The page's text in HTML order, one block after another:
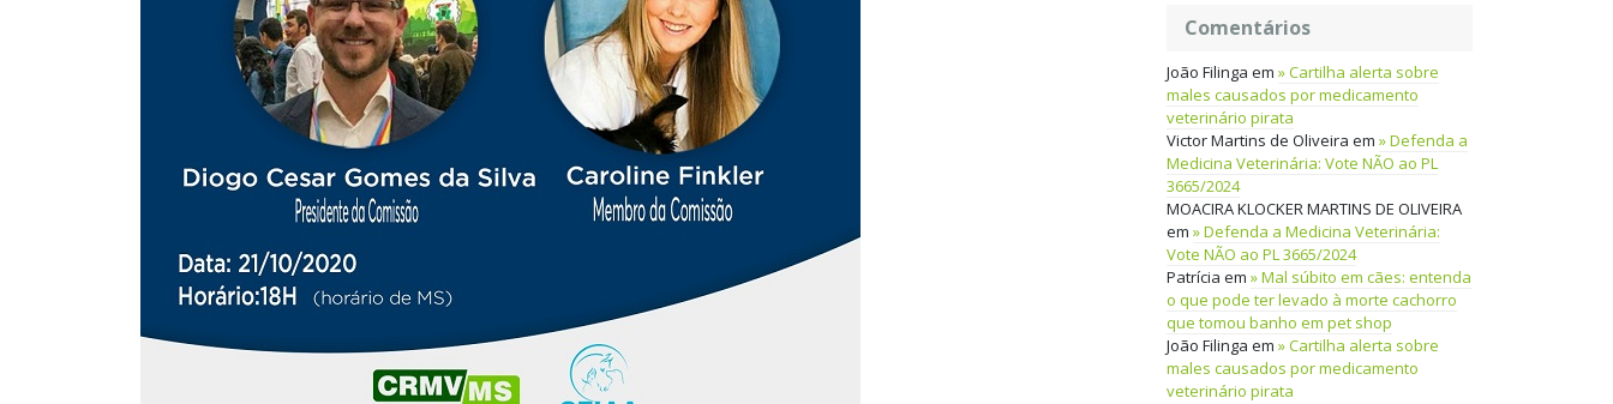
Comentários
João Filinga em
Cartilha alerta sobre
males causados por medicamento
veterinário pirata
Victor Martins de Oliveira em
Defenda a
Medicina Veterinária: Vote NÃO ao PL
3665/2024
MOACIRA KLOCKER MARTINS DE OLIVEIRA
em
Defenda a Medicina Veterinária:
Vote NÃO ao PL 3665/2024
Patrícia em
Mal súbito em cães: entenda
o que pode ter levado à morte cachorro
que tomou banho em pet shop
João Filinga em
Cartilha alerta sobre
males causados por medicamento
veterinário pirata